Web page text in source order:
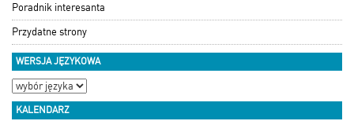
Poradnik interesanta
Przydatne strony
WERSJA JĘZYKOWA
KALENDARZ